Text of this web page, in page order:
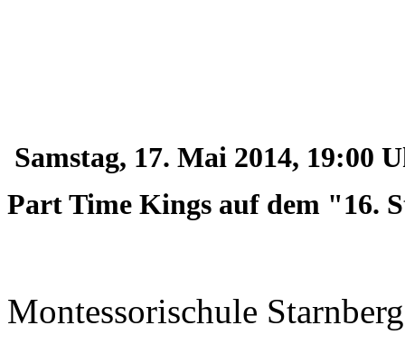
Samstag, 17. Mai 2014, 19:00
Part Time Kings auf dem "16.
Montessorischule Starnberg